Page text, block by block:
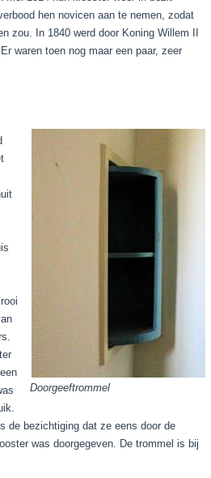
hen novicen aan te nemen, zodat
zou. In 1840 werd door Koning Willem II
waren toen nog maar een paar, zeer
Doorgeeftrommel
de bezichtiging dat ze eens door de
was doorgegeven. De trommel is bij